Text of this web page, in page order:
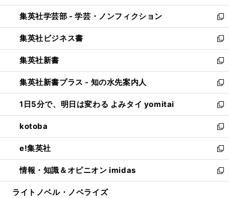
開
く
ウ
で
開
く
ン
ド
ウ
で
開
く
ウ
ィ
ン
ド
ウ
で
開
く
集英社学芸部 - 学芸・ノンフィクション
新
し
い
ウ
ィ
ン
ド
ウ
で
開
く
集英社ビジネス書
新
し
い
ウ
ィ
ン
ド
ウ
で
開
く
集英社新書
新
し
い
ウ
ィ
ン
ド
ウ
で
開
く
集英社新書プラス - 知の水先案内人
新
し
い
ウ
ィ
ン
ド
ウ
で
開
1日5分で、明日は変わる よみタイ yomitai
新
し
い
ウ
ィ
ン
ド
ウ
kotoba
新
し
い
ウ
ィ
ン
e!集英社
新
し
い
ウ
情報・知識＆オピニオン imidas
新
し
ライトノベル・ノベライズ